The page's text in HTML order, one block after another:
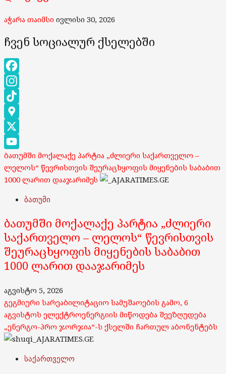
აჭარა თაიმსი ივლისი 30, 2026
ჩვენ სოციალურ ქსელებში
Facebook
Instagram
TikTok
Google
Maps
X
YouTube
Channel
ბათუმში მოქალაქე პარტია „ძლიერი საქართველო –
ლელოს“ წევრისთვის შეურაცხყოფის მიყენების საბაბით
1000 ლარით დააჯარიმეს
ბათუმი
ბათუმში მოქალაქე პარტია „ძლიერი
საქართველო – ლელოს“ წევრისთვის
შეურაცხყოფის მიყენების საბაბით
1000 ლარით დააჯარიმეს
აგვისტო 5, 2026
გეგმიური სარეაბილიტაციო სამუშაოების გამო, 6
აგვისტოს ელექტროენერგიის მიწოდება შეეზღუდება
„ენერგო-პრო ჯორჯია“-ს ქსელში ჩართულ აბონენტებს
საქართველო